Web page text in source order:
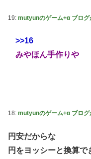
19: mutyunのゲーム+α ブログ
>>16
みやほん手作りや
18: mutyunのゲーム+α ブログ
円安だからな
円をヨッシーと換算